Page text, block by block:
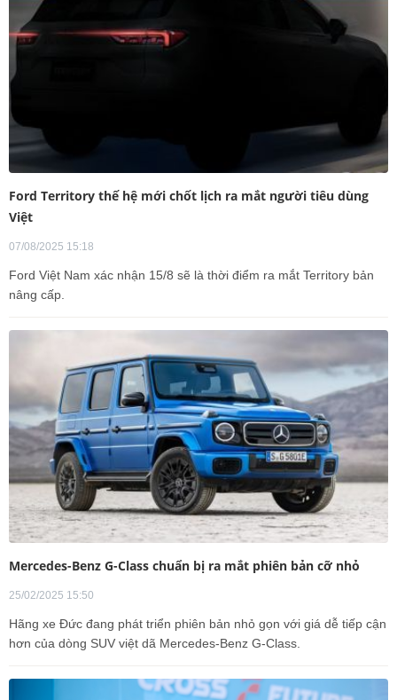
Ford Territory thế hệ mới chốt lịch ra mắt người tiêu dùng
Việt
07/08/2025 15:18
Ford Việt Nam xác nhận 15/8 sẽ là thời điểm ra mắt Territory bản
nâng cấp.
Mercedes-Benz G-Class chuẩn bị ra mắt phiên bản cỡ nhỏ
25/02/2025 15:50
Hãng xe Đức đang phát triển phiên bản nhỏ gọn với giá dễ tiếp cận
hơn của dòng SUV việt dã Mercedes-Benz G-Class.